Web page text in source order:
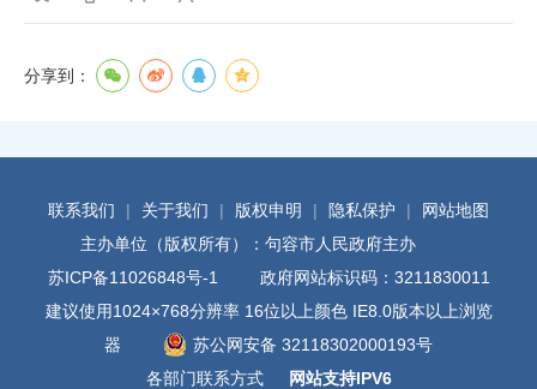
分享到：
联系我们 | 关于我们 | 版权申明 | 隐私保护 |
网站地图
主办单位（版权所有）：句容市人民政府主办
苏ICP备11026848号-1
政府网站标识码：3211830011
建议使用1024×768分辨率 16位以上颜色 IE8.0版本以上浏览
器
苏公网安备 32118302000193号
各部门联系方式
网站支持IPV6